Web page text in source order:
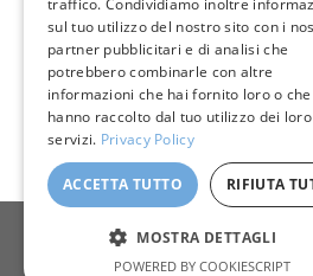
vento. Ritratti di geisha dove
Quadri di arte giapponese per
Disponibili anche in grandi
Italia con FedEx.
Ritratti Moderni
Contattaci
Politica di consegna | Politica di
traffico. Condividiamo inoltre
sul tuo utilizzo del nostro sito con i
partner pubblicitari e di analisi che
potrebbero combinarle con altre
informazioni che hai fornito loro o che
hanno raccolto dal tuo utilizzo dei loro
servizi. Privacy Policy
ACCETTA TUTTO RIFIUTA
MOSTRA DETTAGLI
POWERED BY COOKIESCRIPT